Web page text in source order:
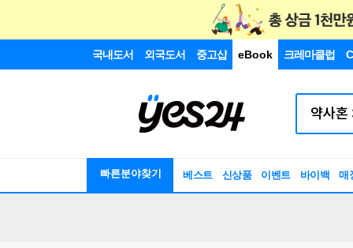
국내도서 외국도서 중고샵 eBook 크레마클럽
빠른분야찾기 베스트 신상품 이벤트 바이백 매